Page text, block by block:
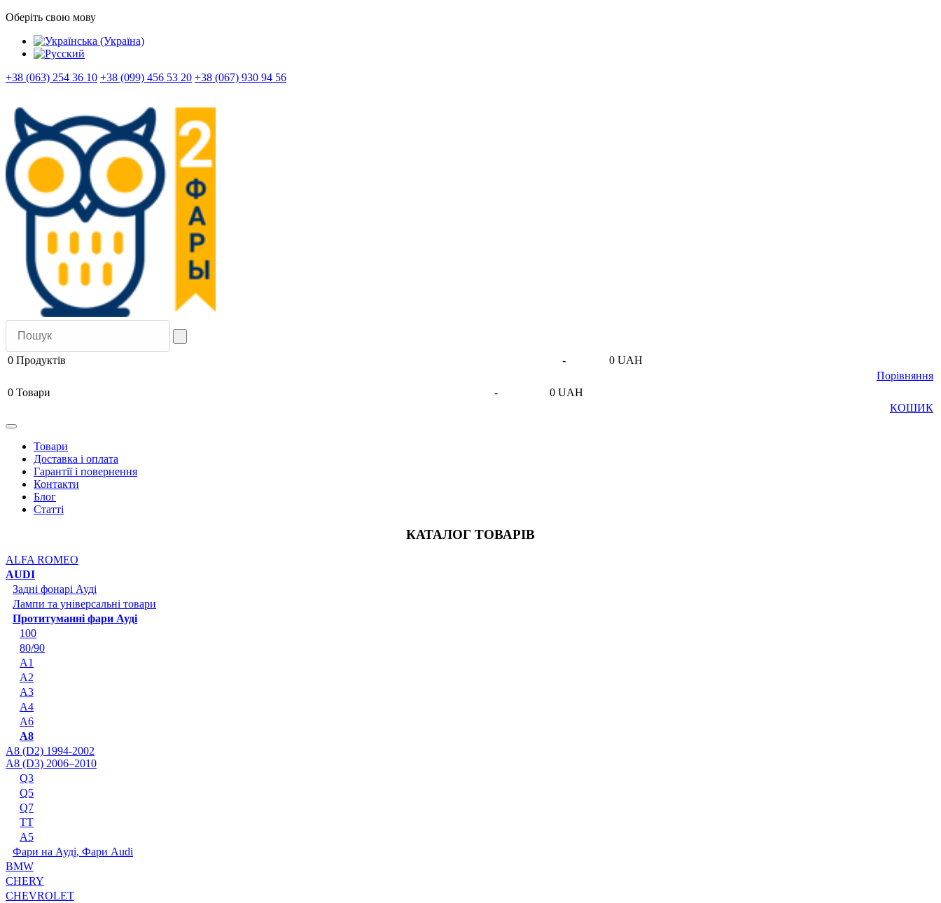
Оберіть свою мову
+38 (063) 254 36 10 +38 (099) 456 53 20 +38 (067) 930 94 56
0 Продуктів -
0 UAH
Порівняння
0 Товари -
0 UAH
КОШИК
Товари
Доставка і оплата
Гарантії і повернення
Контакти
Блог
Статті
КАТАЛОГ ТОВАРІВ
ALFA ROMEO
AUDI
Задні фонарі Ауді
Лампи та універсальні товари
Протитуманні фари Ауді
100
80/90
A1
A2
A3
A4
A6
A8
A8 (D2) 1994-2002
A8 (D3) 2006–2010
Q3
Q5
Q7
TT
А5
Фари на Ауді, Фари Audi
BMW
CHERY
CHEVROLET